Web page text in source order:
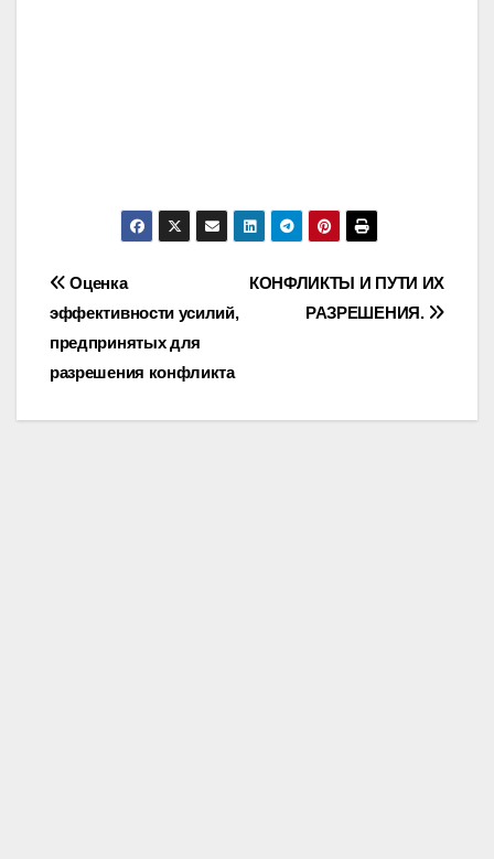
Post
navigation
КОНФЛИКТЫ И ПУТИ ИХ
РАЗРЕШЕНИЯ.
Оценка
эффективности усилий,
предпринятых для
разрешения конфликта